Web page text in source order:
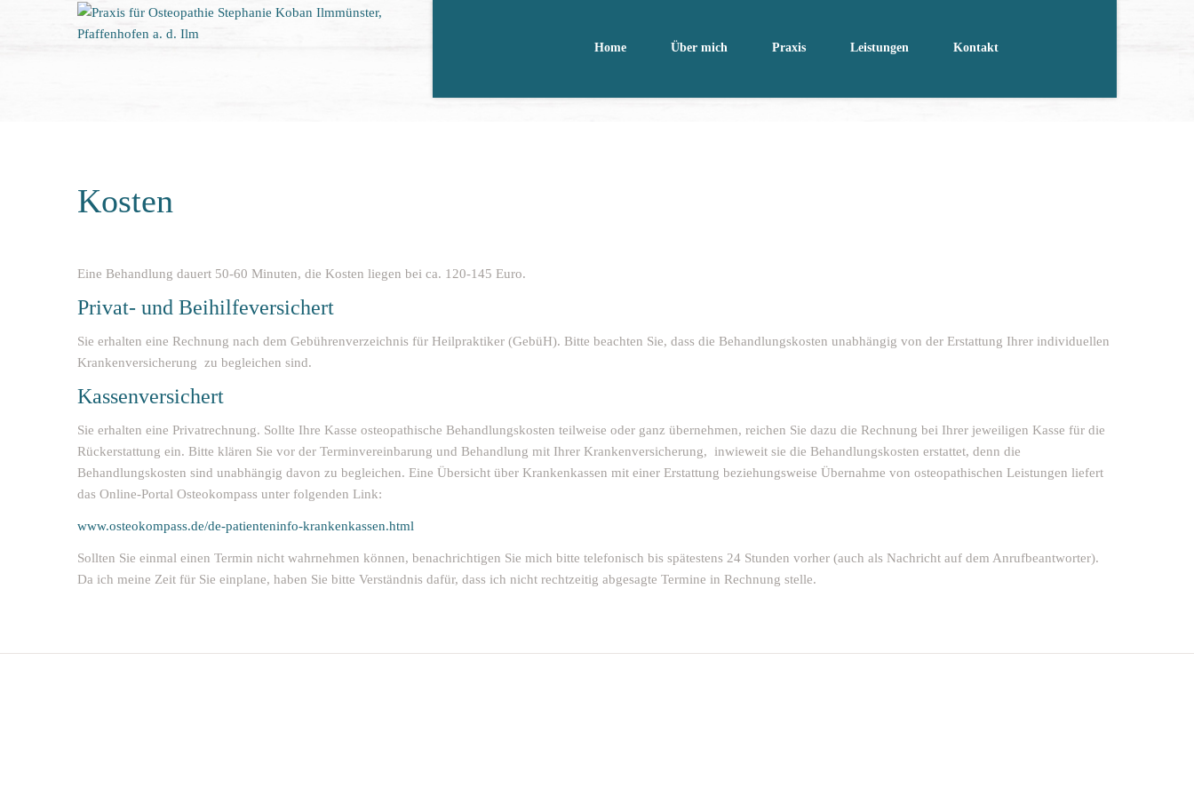
Home Über mich Praxis Leistungen Kontakt
Kosten
Eine Behandlung dauert 50-60 Minuten, die Kosten liegen bei ca. 120-145 Euro.
Privat- und Beihilfeversichert
Sie erhalten eine Rechnung nach dem Gebührenverzeichnis für Heilpraktiker (GebüH). Bitte beachten Sie, dass die Behandlungskosten unabhängig von der Erstattung Ihrer individuellen
Krankenversicherung zu begleichen sind.
Kassenversichert
Sie erhalten eine Privatrechnung. Sollte Ihre Kasse osteopathische Behandlungskosten teilweise oder ganz übernehmen, reichen Sie dazu die Rechnung bei Ihrer jeweiligen Kasse für die
Rückerstattung ein. Bitte klären Sie vor der Terminvereinbarung und Behandlung mit Ihrer Krankenversicherung, inwieweit sie die Behandlungskosten erstattet, denn die
Behandlungskosten sind unabhängig davon zu begleichen. Eine Übersicht über Krankenkassen mit einer Erstattung beziehungsweise Übernahme von osteopathischen Leistungen liefert
das Online-Portal Osteokompass unter folgenden Link:
www.osteokompass.de/de-patienteninfo-krankenkassen.html
Sollten Sie einmal einen Termin nicht wahrnehmen können, benachrichtigen Sie mich bitte telefonisch bis spätestens 24 Stunden vorher (auch als Nachricht auf dem Anrufbeantworter).
Da ich meine Zeit für Sie einplane, haben Sie bitte Verständnis dafür, dass ich nicht rechtzeitig abgesagte Termine in Rechnung stelle.